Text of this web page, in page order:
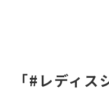
「#レディ